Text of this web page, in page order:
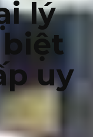
lý
uy